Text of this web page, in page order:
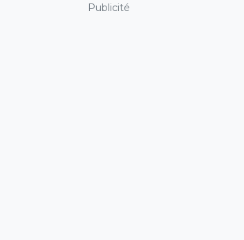
Publicité